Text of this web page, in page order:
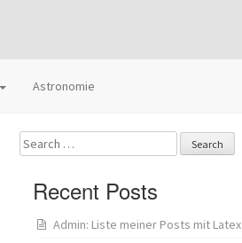
Astronomie
Search
for:
Recent Posts
Admin: Liste meiner Posts mit Latex